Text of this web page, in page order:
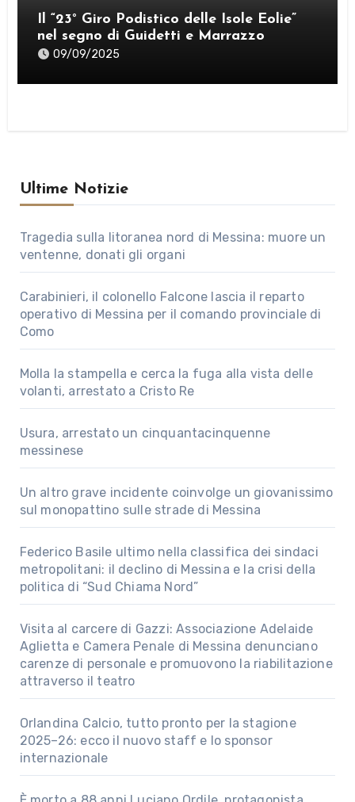
Il “23° Giro Podistico delle Isole Eolie”
nel segno di Guidetti e Marrazzo
09/09/2025
Ultime Notizie
Tragedia sulla litoranea nord di Messina: muore un
ventenne, donati gli organi
Carabinieri, il colonello Falcone lascia il reparto
operativo di Messina per il comando provinciale di
Como
Molla la stampella e cerca la fuga alla vista delle
volanti, arrestato a Cristo Re
Usura, arrestato un cinquantacinquenne
messinese
Un altro grave incidente coinvolge un giovanissimo
sul monopattino sulle strade di Messina
Federico Basile ultimo nella classifica dei sindaci
metropolitani: il declino di Messina e la crisi della
politica di “Sud Chiama Nord”
Visita al carcere di Gazzi: Associazione Adelaide
Aglietta e Camera Penale di Messina denunciano
carenze di personale e promuovono la riabilitazione
attraverso il teatro
Orlandina Calcio, tutto pronto per la stagione
2025–26: ecco il nuovo staff e lo sponsor
internazionale